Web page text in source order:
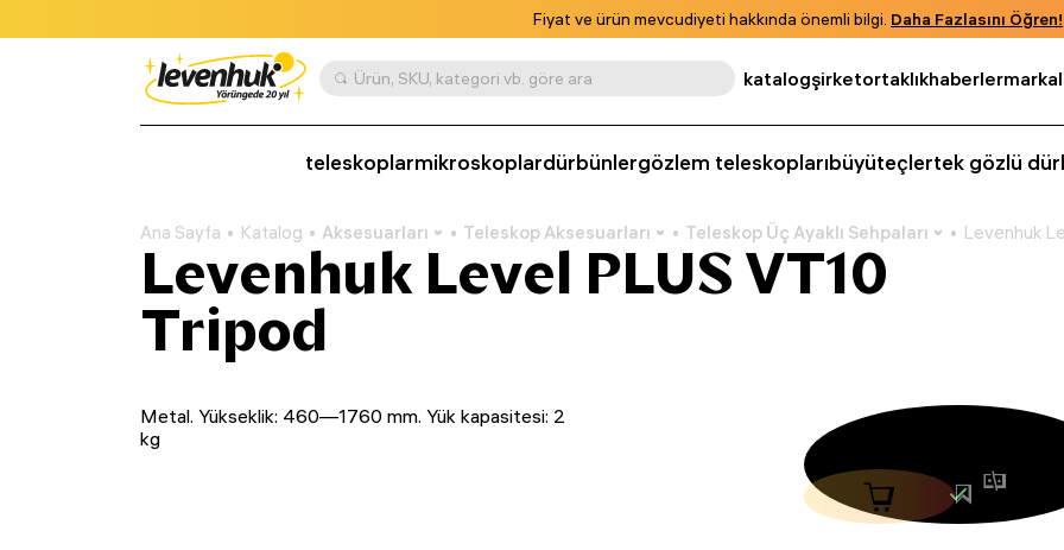
Fiyat ve ürün mevcudiyeti hakkında önemli bilgi. Daha Fazlasını Öğren!
Ürün, SKU, kategori vb. göre ara katalogşirketortaklıkhaberler
teleskoplarmikroskoplardürbünlergözlem teleskoplarıbüyüteçlertek gözlü
Ana Sayfa Katalog Aksesuarları Teleskop Aksesuarları Teleskop Üç Ayaklı Sehpaları Levenhuk
Levenhuk Level PLUS VT10
Tripod
Metal. Yükseklik: 460—1760 mm. Yük kapasitesi: 2
kg